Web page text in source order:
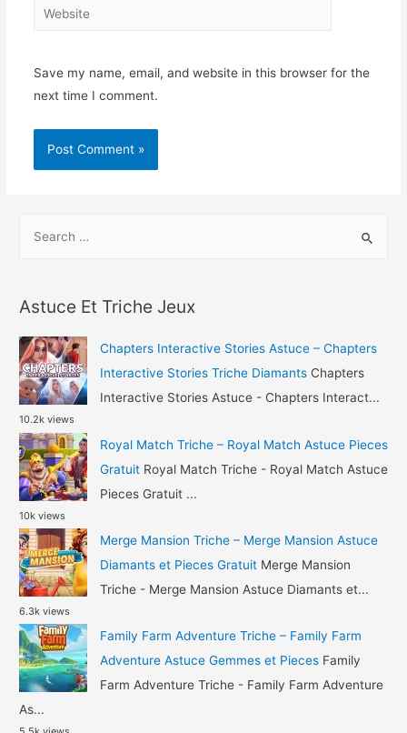
Website
Save my name, email, and website in this browser for the
next time I comment.
h
f
o
r
:
Astuce Et Triche Jeux
Chapters Interactive Stories Astuce – Chapters
Interactive Stories Triche Diamants Chapters
Interactive Stories Astuce - Chapters Interact...
10.2k views
Royal Match Triche – Royal Match Astuce Pieces
Gratuit Royal Match Triche - Royal Match Astuce
Pieces Gratuit ...
10k views
Merge Mansion Triche – Merge Mansion Astuce
Diamants et Pieces Gratuit Merge Mansion
Triche - Merge Mansion Astuce Diamants et...
6.3k views
Family Farm Adventure Triche – Family Farm
Adventure Astuce Gemmes et Pieces Family
Farm Adventure Triche - Family Farm Adventure
As...